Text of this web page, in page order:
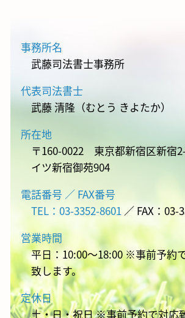
事務所名
武藤司法書士事務所
代表司法書士
武藤 清隆（むとう きよたか）
所在地
〒160-0022 東京都新宿区新宿
イツ新宿御苑904
電話番号 ／ FAX番号
TEL：03-3352-8601 ／ FAX：03-
営業時間
平日：10:00～18:00 ※事前予約
致します。
定休日
土・日・祝日 ※事前予約で対応